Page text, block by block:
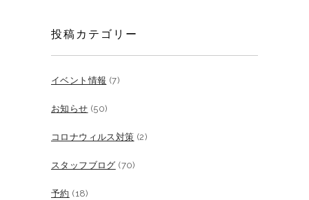
投稿カテゴリー
イベント情報 (7)
お知らせ (50)
コロナウィルス対策 (2)
スタッフブログ (70)
予約 (18)